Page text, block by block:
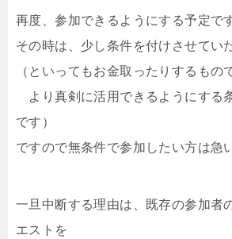
再度、参加できるようにする予定で
その時は、少し条件を付けさせてい
（といってもお金取ったりするもの
より真剣に活用できるようにする
です）
ですので無条件で参加したい方は急
一旦中断する理由は、既存の参加者
エストを